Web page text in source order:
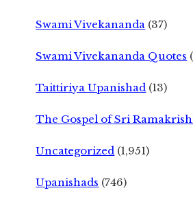
Swami Vivekananda (37)
Swami Vivekananda Quotes
Taittiriya Upanishad (13)
The Gospel of Sri
Uncategorized (1,951)
Upanishads (746)